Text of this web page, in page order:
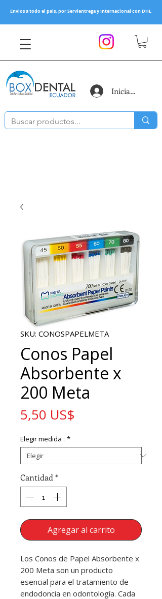
Envios a todo el pais, por Servientrega y Internacional con DHL
Iniciar sesión
SKU: CONOSPAPELMETA
Conos Papel
Absorbente x
200 Meta
5,50 US$
Elegir medida : *
Cantidad *
Agregar al carrito
Los Conos de Papel Absorbente x
200 Meta son un producto
esencial para el tratamiento de
endodoncia en odontología. Cada